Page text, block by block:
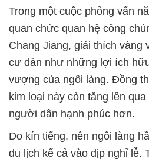
Trong một cuộc phỏng vấn
quan chức quan hệ công
Chang Jiang, giải thích vàng
cư dân như những lợi ích
vượng của ngôi làng. Đồng
kim loại này còn tăng lên
người dân hạnh phúc hơn.
Do kín tiếng, nên ngôi làng
du lịch kể cả vào dịp nghỉ lễ.